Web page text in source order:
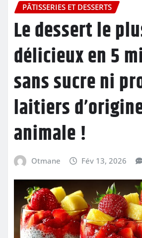
PÂTISSERIES ET DESSERTS
Le dessert le
délicieux en 5
sans sucre ni
laitiers
animale !
Otmane Fév 13, 2026